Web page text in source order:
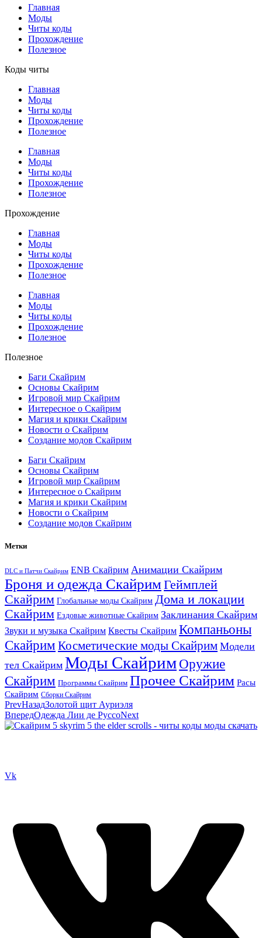
Главная
Моды
Читы коды
Прохождение
Полезное
Коды читы
Главная
Моды
Читы коды
Прохождение
Полезное
Главная
Моды
Читы коды
Прохождение
Полезное
Прохождение
Главная
Моды
Читы коды
Прохождение
Полезное
Главная
Моды
Читы коды
Прохождение
Полезное
Полезное
Баги Скайрим
Основы Скайрим
Игровой мир Скайрим
Интересное о Скайрим
Магия и крики Скайрим
Новости о Скайрим
Создание модов Скайрим
Баги Скайрим
Основы Скайрим
Игровой мир Скайрим
Интересное о Скайрим
Магия и крики Скайрим
Новости о Скайрим
Создание модов Скайрим
Метки
DLC и Патчи Скайрим ENB Скайрим Анимации Скайрим
Броня и одежда СкайримГеймплей
Скайрим Глобальные моды Скайрим Дома и локации
Скайрим Ездовые животные Скайрим Заклинания Скайрим
Звуки и музыка Скайрим Квесты Скайрим Компаньоны
Скайрим Косметические моды Скайрим Модели
тел Скайрим Моды Скайрим Оружие
Скайрим Программы Скайрим Прочее Скайрим Расы
Скайрим Сборки Скайрим
PrevНазадЗолотой щит Ауриэля
ВпередОдежда Лии де РуссоNext
Vk